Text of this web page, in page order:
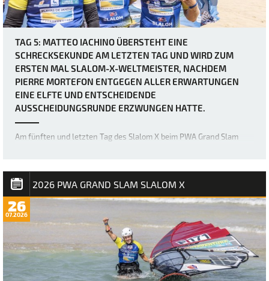
TAG 5: MATTEO IACHINO ÜBERSTEHT EINE
SCHRECKSEKUNDE AM LETZTEN TAG UND WIRD ZUM
ERSTEN MAL SLALOM-X-WELTMEISTER, NACHDEM
PIERRE MORTEFON ENTGEGEN ALLER ERWARTUNGEN
EINE ELFTE UND ENTSCHEIDENDE
AUSSCHEIDUNGSRUNDE ERZWUNGEN HATTE.
Am fünften und letzten Tag des Slalom X beim PWA Grand Slam
einfacher letzter Tag für Matteo Iachino (Starboard / NeilPryde / Z
Fins) seinen ersten Slalom…
2026 PWA GRAND SLAM SLALOM X
26
07.2026